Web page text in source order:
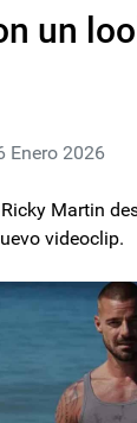
un
Enero 2026
Martin
videoclip.